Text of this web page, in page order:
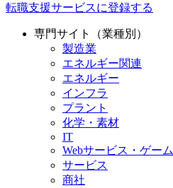
転職支援サービスに登録する
専門サイト（業種別）
製造業
エネルギー関連
エネルギー
インフラ
プラント
化学・素材
IT
Webサービス・ゲーム
サービス
商社